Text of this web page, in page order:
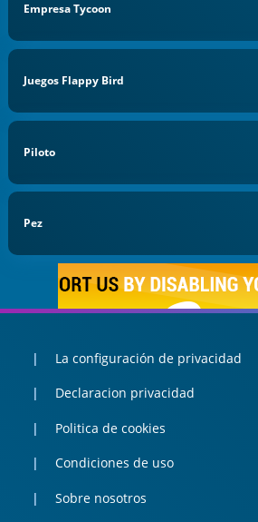
Empresa Tycoon
Juegos Flappy Bird
Piloto
Pez
La configuración de privacidad
Declaracion privacidad
Politica de cookies
Condiciones de uso
Sobre nosotros